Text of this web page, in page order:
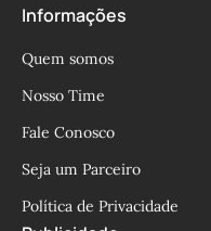
Informações
Quem somos
Nosso Time
Fale Conosco
Seja um Parceiro
Política de Privacidade